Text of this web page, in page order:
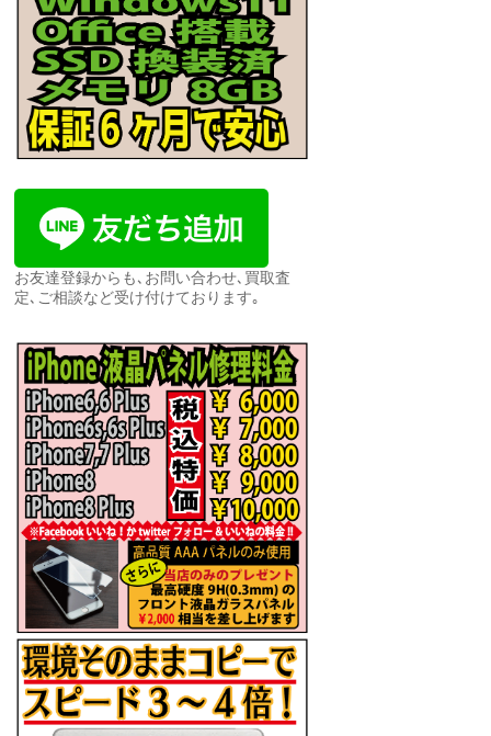
お友達登録からも､お問い合わせ､買取査
定､ご相談など受け付けております｡